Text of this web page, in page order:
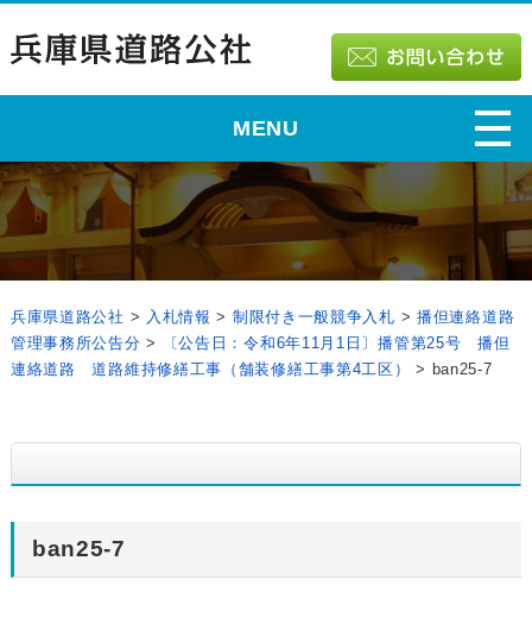
MENU
兵庫県道路公社 > 入札情報 > 制限付き一般競争入札 > 播但連絡道路
管理事務所公告分 >
〔公告日：令和6年11月1日〕播管第25号 播但
連絡道路 道路維持修繕工事（舗装修繕工事第4工区）
> ban25-7
ban25-7